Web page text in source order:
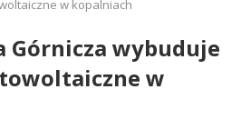
w kopalniach
Górnicza wybuduje
w